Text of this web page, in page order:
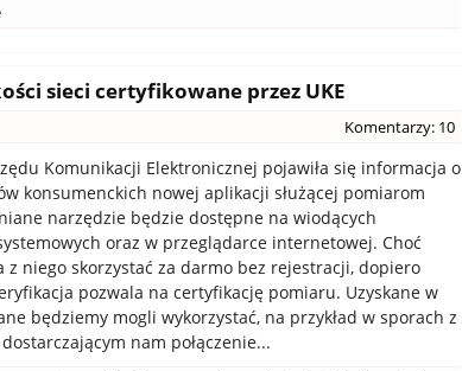
sieci certyfikowane przez UKE
Komentarzy: 10
Komunikacji Elektronicznej pojawiła się informacja o
konsumenckich nowej aplikacji służącej pomiarom
narzędzie będzie dostępne na wiodących
oraz w przeglądarce internetowej. Choć
z niego skorzystać za darmo bez rejestracji, dopiero
pozwala na certyfikację pomiaru. Uzyskane w
będziemy mogli wykorzystać, na przykład w sporach z
nam połączenie...